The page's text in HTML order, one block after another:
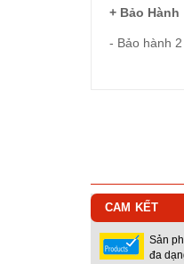
+ Bảo Hành
- Bảo hành
CAM KẾT
Sản
đa